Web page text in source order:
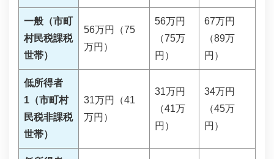
一般（市町
村民税課税
世帯）
56万円（75
万円）
56万円
（75万
円）
67万円
（89万
円）
低所得者
1（市町村
民税非課税
世帯）
31万円（41
万円）
31万円
（41万
円）
34万円
（45万
円）